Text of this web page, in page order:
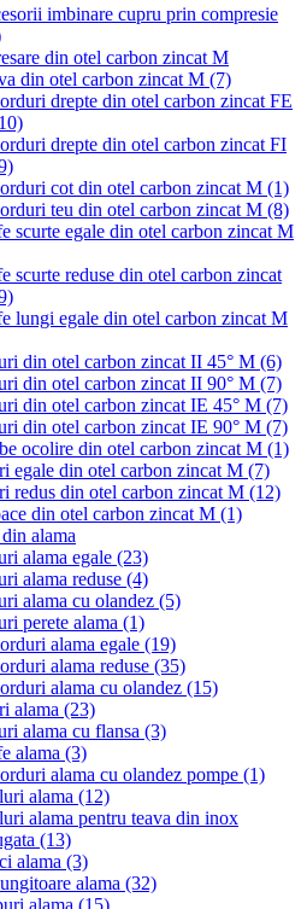
imbinare cupru prin compresie
din otel carbon zincat M
din otel carbon zincat M (7)
drepte din otel carbon zincat FE
drepte din otel carbon zincat FI
cot din otel carbon zincat M (1)
teu din otel carbon zincat M (8)
scurte egale din otel carbon zincat M
scurte reduse din otel carbon zincat
lungi egale din otel carbon zincat M
din otel carbon zincat II 45° M (6)
din otel carbon zincat II 90° M (7)
din otel carbon zincat IE 45° M (7)
din otel carbon zincat IE 90° M (7)
ocolire din otel carbon zincat M (1)
egale din otel carbon zincat M (7)
redus din otel carbon zincat M (12)
din otel carbon zincat M (1)
alama
alama egale (23)
alama reduse (4)
alama cu olandez (5)
perete alama (1)
alama egale (19)
alama reduse (35)
alama cu olandez (15)
alama (23)
alama cu flansa (3)
alama (3)
alama cu olandez pompe (1)
alama (12)
alama pentru teava din inox
(13)
alama (3)
alama (32)
alama (15)